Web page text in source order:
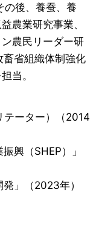
の後、養蚕、養
農業研究事業、
農民リーダー研
省組織体制強化
当。
テーター）（2014
興（SHEP）」
」（2023年）